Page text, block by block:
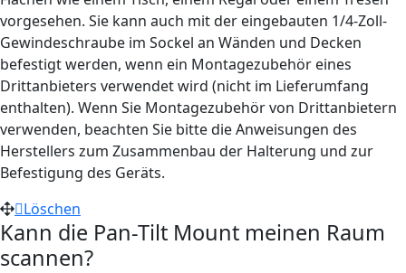
vorgesehen. Sie kann auch mit der eingebauten 1/4-Zoll-
Gewindeschraube im Sockel an Wänden und Decken
befestigt werden, wenn ein Montagezubehör eines
Drittanbieters verwendet wird (nicht im Lieferumfang
enthalten). Wenn Sie Montagezubehör von Drittanbietern
verwenden, beachten Sie bitte die Anweisungen des
Herstellers zum Zusammenbau der Halterung und zur
Befestigung des Geräts.
Löschen
Kann die Pan-Tilt Mount meinen Raum
scannen?